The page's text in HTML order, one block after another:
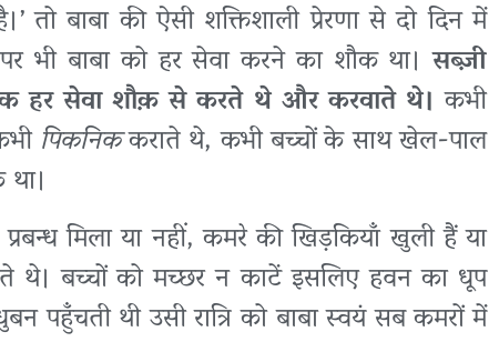
तो बाबा की ऐसी शक्तिशाली प्रेरणा से दो दिन में
भी बाबा को हर सेवा करने का शौक था। सब्ज़ी
सेवा शौक़ से करते थे और करवाते थे। कभी
पिकनिककराते थे, कभी बच्चों के साथ खेल-पाल
मिला या नहीं, कमरे की खिड़कियाँ खुली हैं या
थे। बच्चों को मच्छर न काटें इसलिए हवन का धूप
पहुँचती थी उसी रात्रि को बाबा स्वयं सब कमरों में